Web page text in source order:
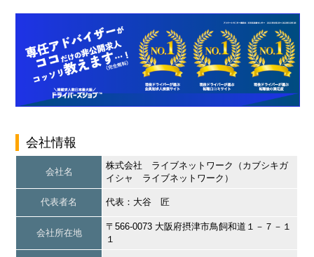
会社情報
会社名
株式会社 ライブネットワーク（カブシキガ
イシャ ライブネットワーク）
代表者名 代表：大谷 匠
会社所在地
〒566-0073 大阪府摂津市鳥飼和道１－７－１
１